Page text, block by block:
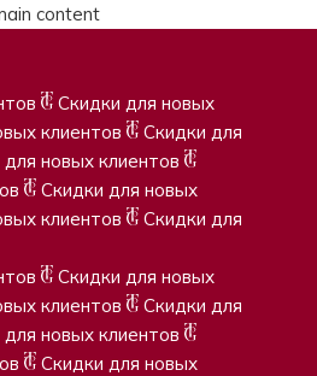
content
Скидки для новых
клиентов
Скидки для
новых клиентов
Скидки для новых
клиентов
Скидки для
Скидки для новых
клиентов
Скидки для
новых клиентов
Скидки для новых